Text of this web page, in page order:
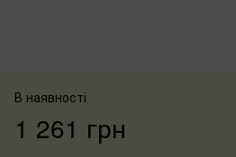
В наявності
1 261 грн